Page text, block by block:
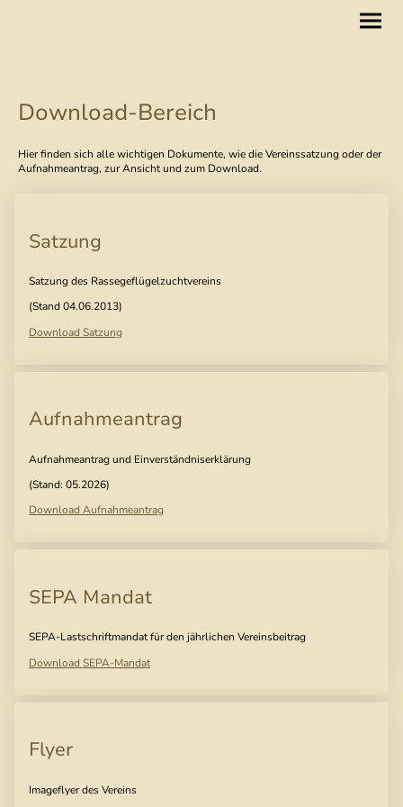
Download-Bereich
Hier finden sich alle wichtigen Dokumente, wie die Vereinssatzung oder der
Aufnahmeantrag, zur Ansicht und zum Download.
Satzung
Satzung des Rassegeflügelzuchtvereins
(Stand 04.06.2013)
Download Satzung
Aufnahmeantrag
Aufnahmeantrag und Einverständniserklärung
(Stand: 05.2026)
Download Aufnahmeantrag
SEPA Mandat
SEPA-Lastschriftmandat für den jährlichen Vereinsbeitrag
Download SEPA-Mandat
Flyer
Imageflyer des Vereins